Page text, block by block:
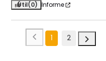
Útil(0) Informe
1 2